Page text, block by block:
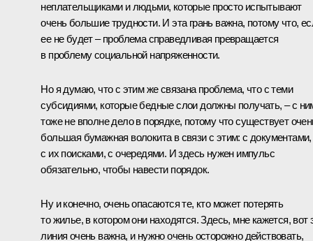
неплательщиками и людьми, которые просто испытывают
очень большие трудности. И эта грань важна, потому что,
ее не будет – проблема справедливая превращается
в проблему социальной напряженности.
Но я думаю, что с этим же связана проблема, что с теми
субсидиями, которые бедные слои должны получать, – с
тоже не вполне дело в порядке, потому что существует
большая бумажная волокита в связи с этим: с документами,
с их поисками, с очередями. И здесь нужен импульс
обязательно, чтобы навести порядок.
Ну и конечно, очень опасаются те, кто может потерять
то жилье, в котором они находятся. Здесь, мне кажется, вот
линия очень важна, и нужно очень осторожно действовать,